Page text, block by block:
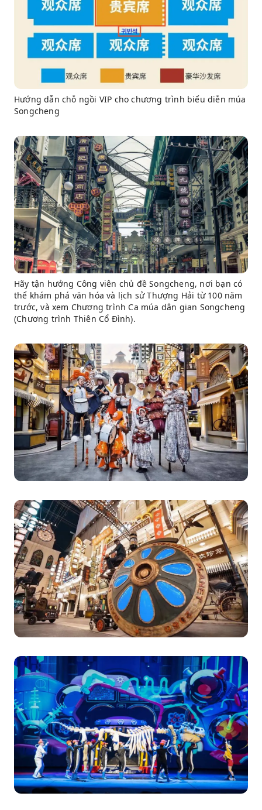
Hướng dẫn chỗ ngồi VIP cho chương trình biểu diễn múa
Songcheng
Hãy tận hưởng Công viên chủ đề Songcheng, nơi bạn có
thể khám phá văn hóa và lịch sử Thượng Hải từ 100 năm
trước, và xem Chương trình Ca múa dân gian Songcheng
(Chương trình Thiên Cổ Đình).